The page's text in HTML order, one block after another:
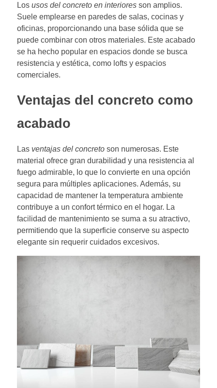
Los usos del concreto en interiores son amplios.
Suele emplearse en paredes de salas, cocinas y
oficinas, proporcionando una base sólida que se
puede combinar con otros materiales. Este acabado
se ha hecho popular en espacios donde se busca
resistencia y estética, como lofts y espacios
comerciales.
Ventajas del concreto como
acabado
Las ventajas del concreto son numerosas. Este
material ofrece gran durabilidad y una resistencia al
fuego admirable, lo que lo convierte en una opción
segura para múltiples aplicaciones. Además, su
capacidad de mantener la temperatura ambiente
contribuye a un confort térmico en el hogar. La
facilidad de mantenimiento se suma a su atractivo,
permitiendo que la superficie conserve su aspecto
elegante sin requerir cuidados excesivos.